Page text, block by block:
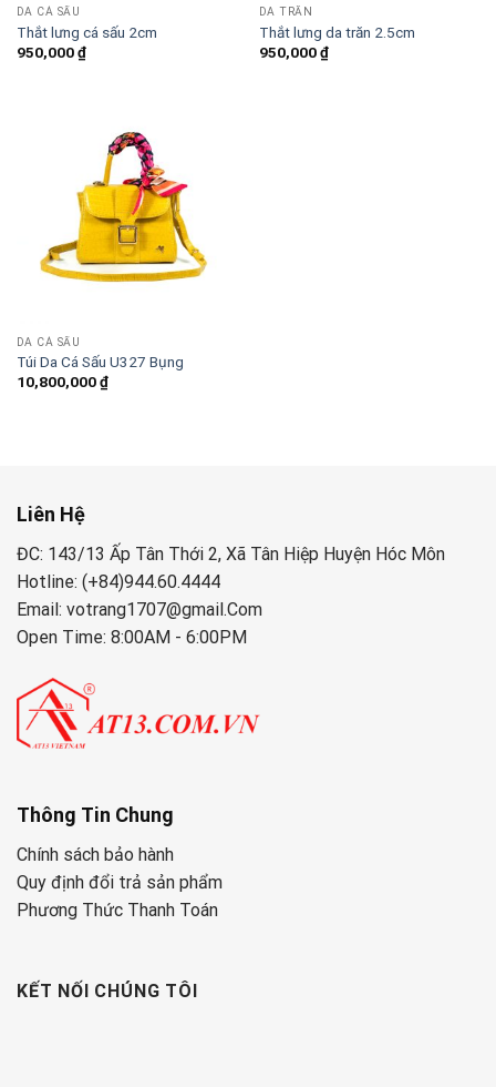
DA CÁ SẤU
Thắt lưng cá sấu 2cm
950,000₫
DA TRĂN
Thắt lưng da trăn 2.5cm
950,000₫
DA CÁ SẤU
Túi Da Cá Sấu U327 Bụng
10,800,000₫
Liên Hệ
ĐC: 143/13 Ấp Tân Thới 2, Xã Tân Hiệp Huyện Hóc Môn
Hotline: (+84)944.60.4444
Email: votrang1707@gmail.Com
Open Time: 8:00AM - 6:00PM
Thông Tin Chung
Chính sách bảo hành
Quy định đổi trả sản phẩm
Phương Thức Thanh Toán
KẾT NỐI CHÚNG TÔI